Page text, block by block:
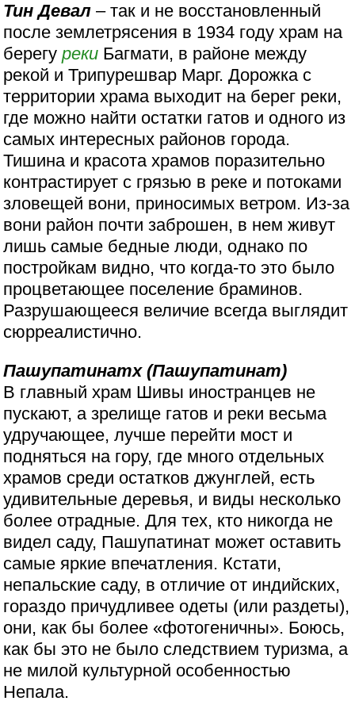
Тин Девал – так и не восстановленный
после землетрясения в 1934 году храм на
берегуреки Багмати, в районе между
рекой и Трипурешвар Марг. Дорожка с
территории храма выходит на берег реки,
где можно найти остатки гатов и одного из
самых интересных районов города.
Тишина и красота храмов поразительно
контрастирует с грязью в реке и потоками
зловещей вони, приносимых ветром. Из-за
вони район почти заброшен, в нем живут
лишь самые бедные люди, однако по
постройкам видно, что когда-то это было
процветающее поселение браминов.
Разрушающееся величие всегда выглядит
сюрреалистично.
Пашупатинатх (Пашупатинат)
В главный храм Шивы иностранцев не
пускают, а зрелище гатов и реки весьма
удручающее, лучше перейти мост и
подняться на гору, где много отдельных
храмов среди остатков джунглей, есть
удивительные деревья, и виды несколько
более отрадные. Для тех, кто никогда не
видел саду, Пашупатинат может оставить
самые яркие впечатления. Кстати,
непальские саду, в отличие от индийских,
гораздо причудливее одеты (или раздеты),
они, как бы более «фотогеничны». Боюсь,
как бы это не было следствием туризма, а
не милой культурной особенностью
Непала.